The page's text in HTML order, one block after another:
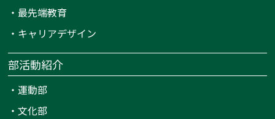
・最先端教育
・ キャリアデザイン
部活動紹介
・運動部
・文化部